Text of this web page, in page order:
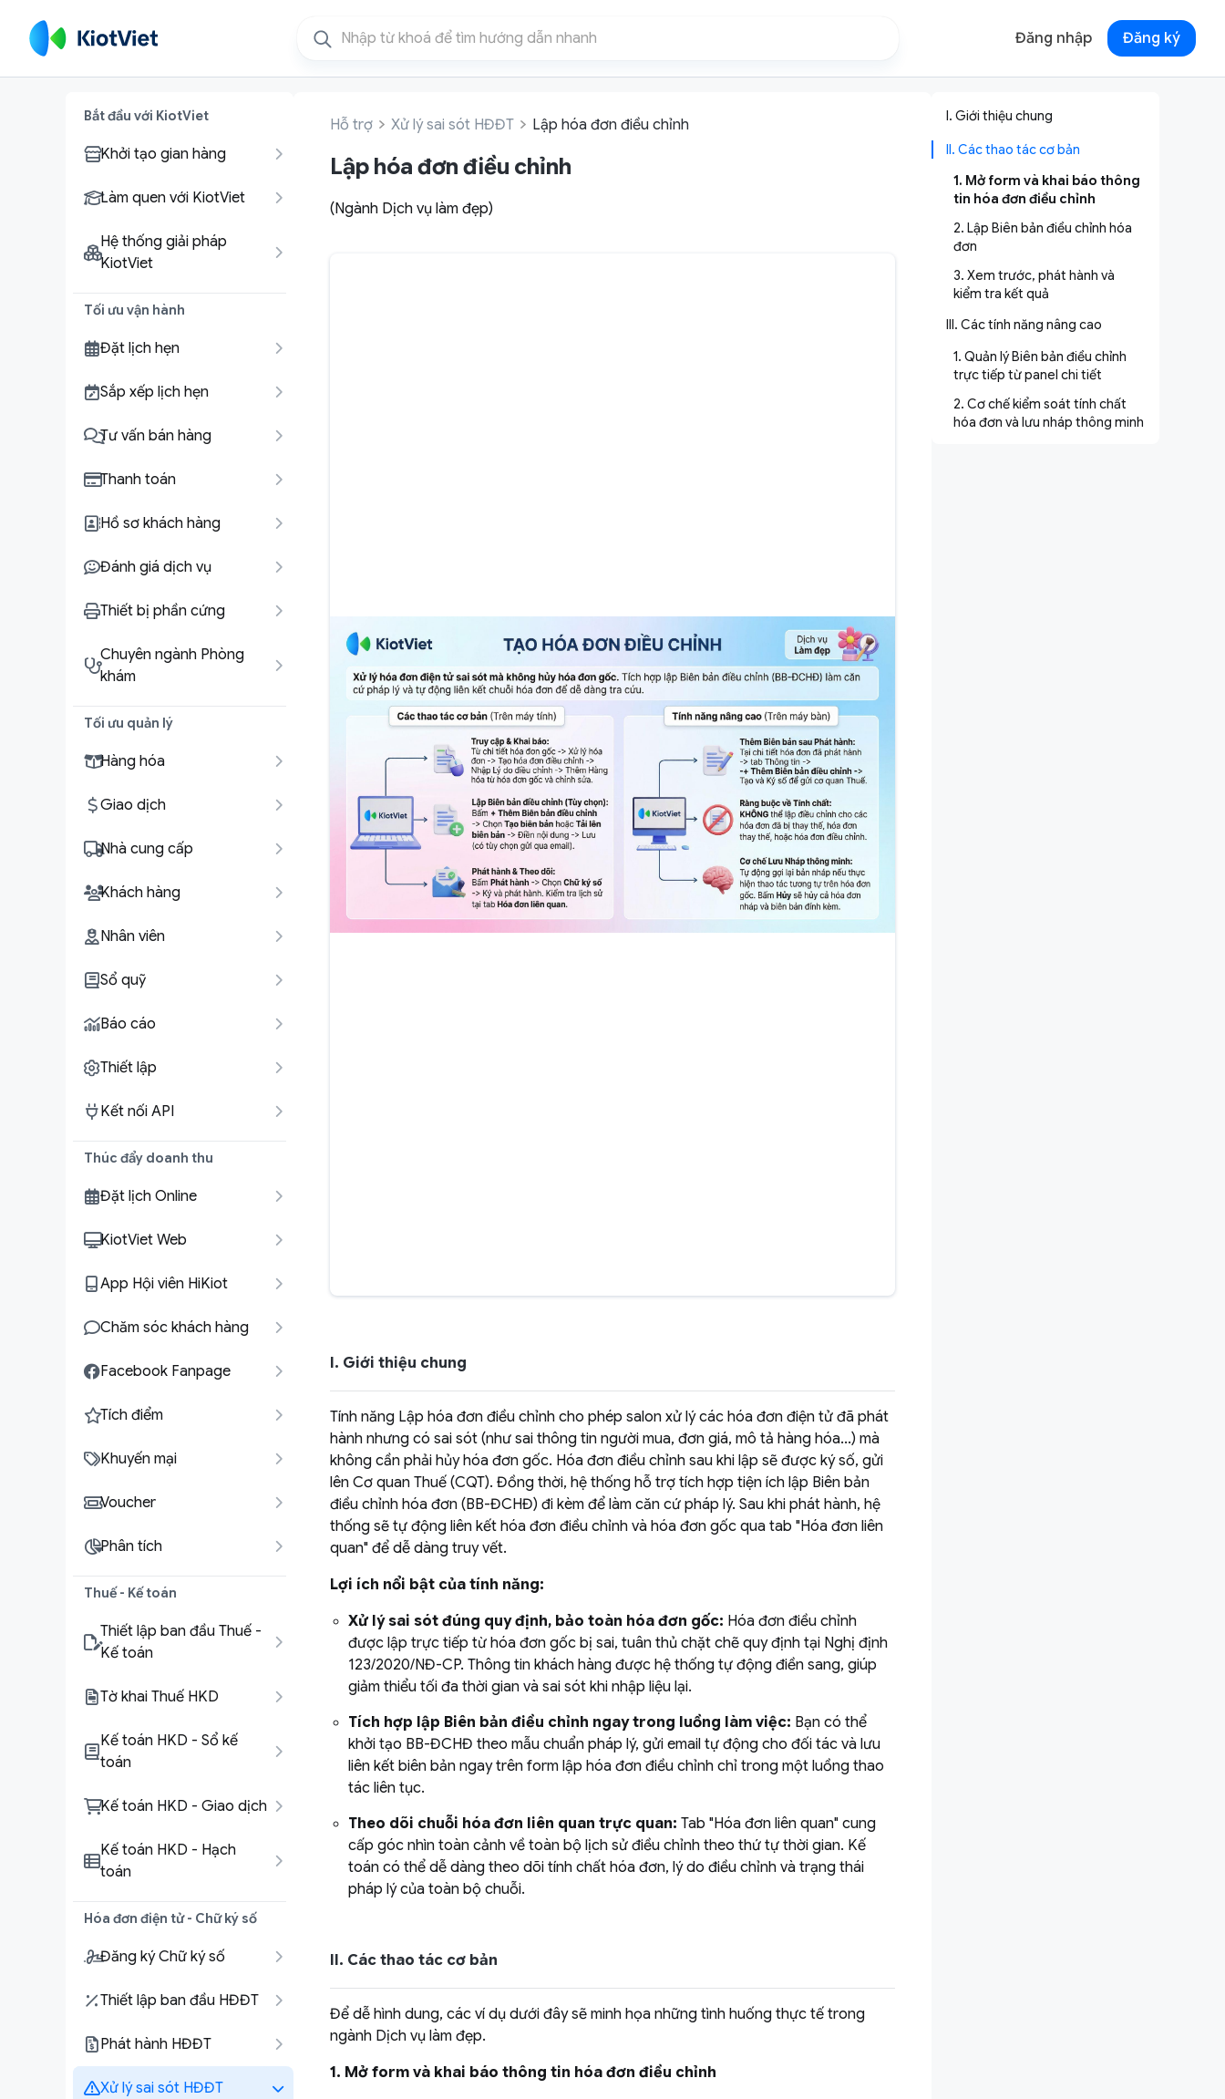
Đăng nhập Đăng ký
Bắt đầu với KiotViet
Khởi tạo gian hàng
Làm quen với KiotViet
Hệ thống giải pháp
KiotViet
Tối ưu vận hành
Đặt lịch hẹn
Sắp xếp lịch hẹn
Tư vấn bán hàng
Thanh toán
Hồ sơ khách hàng
Đánh giá dịch vụ
Thiết bị phần cứng
Chuyên ngành Phòng
khám
Tối ưu quản lý
Hàng hóa
Giao dịch
Nhà cung cấp
Khách hàng
Nhân viên
Sổ quỹ
Báo cáo
Thiết lập
Kết nối API
Thúc đẩy doanh thu
Đặt lịch Online
KiotViet Web
App Hội viên HiKiot
Chăm sóc khách hàng
Facebook Fanpage
Tích điểm
Khuyến mại
Voucher
Phân tích
Thuế - Kế toán
Thiết lập ban đầu Thuế -
Kế toán
Tờ khai Thuế HKD
Kế toán HKD - Sổ kế
toán
Kế toán HKD - Giao dịch
Kế toán HKD - Hạch
toán
Hóa đơn điện tử - Chữ ký số
Đăng ký Chữ ký số
Thiết lập ban đầu HĐĐT
Phát hành HĐĐT
Xử lý sai sót HĐĐT
Hỗ trợ Xử lý sai sót HĐĐT Lập hóa đơn điều chỉnh
Lập hóa đơn điều chỉnh
(Ngành Dịch vụ làm đẹp)
I. Giới thiệu chung
Tính năng Lập hóa đơn điều chỉnh cho phép salon xử lý các hóa đơn điện tử đã phát
hành nhưng có sai sót (như sai thông tin người mua, đơn giá, mô tả hàng hóa...) mà
không cần phải hủy hóa đơn gốc. Hóa đơn điều chỉnh sau khi lập sẽ được ký số, gửi
lên Cơ quan Thuế (CQT). Đồng thời, hệ thống hỗ trợ tích hợp tiện ích lập Biên bản
điều chỉnh hóa đơn (BB-ĐCHĐ) đi kèm để làm căn cứ pháp lý. Sau khi phát hành, hệ
thống sẽ tự động liên kết hóa đơn điều chỉnh và hóa đơn gốc qua tab "Hóa đơn liên
quan" để dễ dàng truy vết.
Lợi ích nổi bật của tính năng:
Xử lý sai sót đúng quy định, bảo toàn hóa đơn gốc: Hóa đơn điều chỉnh
được lập trực tiếp từ hóa đơn gốc bị sai, tuân thủ chặt chẽ quy định tại Nghị định
123/2020/NĐ-CP. Thông tin khách hàng được hệ thống tự động điền sang, giúp
giảm thiểu tối đa thời gian và sai sót khi nhập liệu lại.
Tích hợp lập Biên bản điều chỉnh ngay trong luồng làm việc: Bạn có thể
khởi tạo BB-ĐCHĐ theo mẫu chuẩn pháp lý, gửi email tự động cho đối tác và lưu
liên kết biên bản ngay trên form lập hóa đơn điều chỉnh chỉ trong một luồng thao
tác liên tục.
Theo dõi chuỗi hóa đơn liên quan trực quan: Tab "Hóa đơn liên quan" cung
cấp góc nhìn toàn cảnh về toàn bộ lịch sử điều chỉnh theo thứ tự thời gian. Kế
toán có thể dễ dàng theo dõi tính chất hóa đơn, lý do điều chỉnh và trạng thái
pháp lý của toàn bộ chuỗi.
II. Các thao tác cơ bản
Để dễ hình dung, các ví dụ dưới đây sẽ minh họa những tình huống thực tế trong
ngành Dịch vụ làm đẹp.
1. Mở form và khai báo thông tin hóa đơn điều chỉnh
I. Giới thiệu chung
II. Các thao tác cơ bản
1. Mở form và khai báo thông
tin hóa đơn điều chỉnh
2. Lập Biên bản điều chỉnh hóa
đơn
3. Xem trước, phát hành và
kiểm tra kết quả
III. Các tính năng nâng cao
1. Quản lý Biên bản điều chỉnh
trực tiếp từ panel chi tiết
2. Cơ chế kiểm soát tính chất
hóa đơn và lưu nháp thông minh